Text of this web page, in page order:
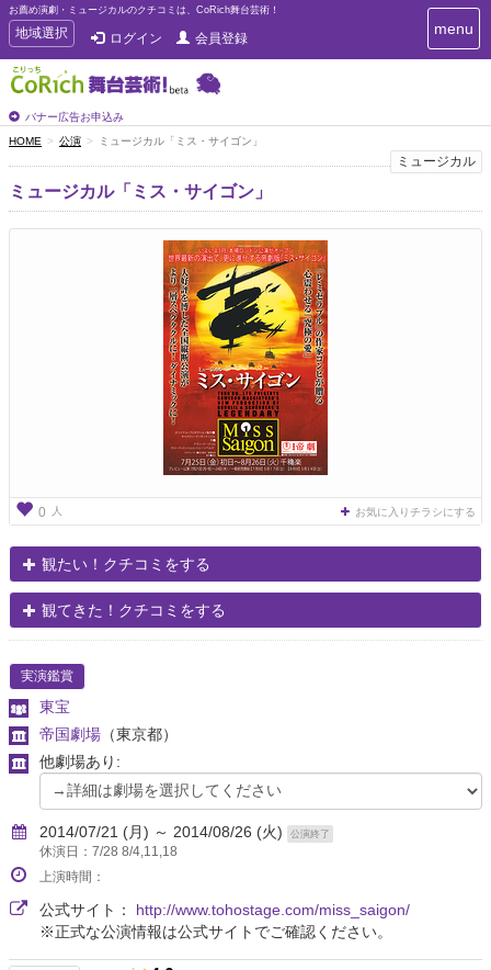
お薦め演劇・ミュージカルのクチコミは、CoRich舞台芸術！
T
o
g
g
e
n
a
v
i
地域選択 ログイン 会員登録
バナー広告お申込み
T
o
n
i
menu
HOME 公演 ミュージカル「ミス・サイゴン」
ミュージカル
ミュージカル「ミス・サイゴン」
0 人 お気に入りチラシにする
観たい！クチコミをする
観てきた！クチコミをする
実演鑑賞
東宝
帝国劇場 （東京都）
他劇場あり:
2014/07/21 (月) ～ 2014/08/26 (火) 公演終了
休演日：7/28 8/4,11,18
上演時間：
公式サイト： http://www.tohostage.com/miss_saigon/
※正式な公演情報は公式サイトでご確認ください。